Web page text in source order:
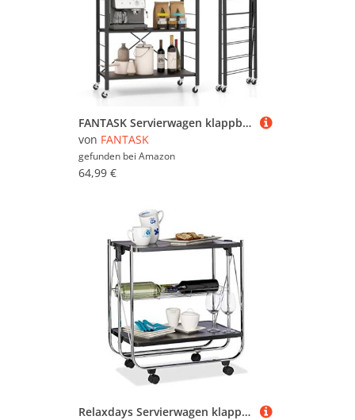
FANTASK Servierwagen klappbar, 4 Ebenen Küchenwagen mit abnehmbaren Rädern & höhenverstellbaren Regalböden, Rollwagen mit Metallgestell & Kippschutz, Küchenregal für Küche, Wohnzimmer
von FANTASK
gefunden bei Amazon
64,99 €
Relaxdays Servierwagen klappbar, 4 Rollen, Metall, 2 Böden, Gitterkorb, HxBxT 68,5 x 68 x 40,5 cm, Küchenwagen, Schwarz